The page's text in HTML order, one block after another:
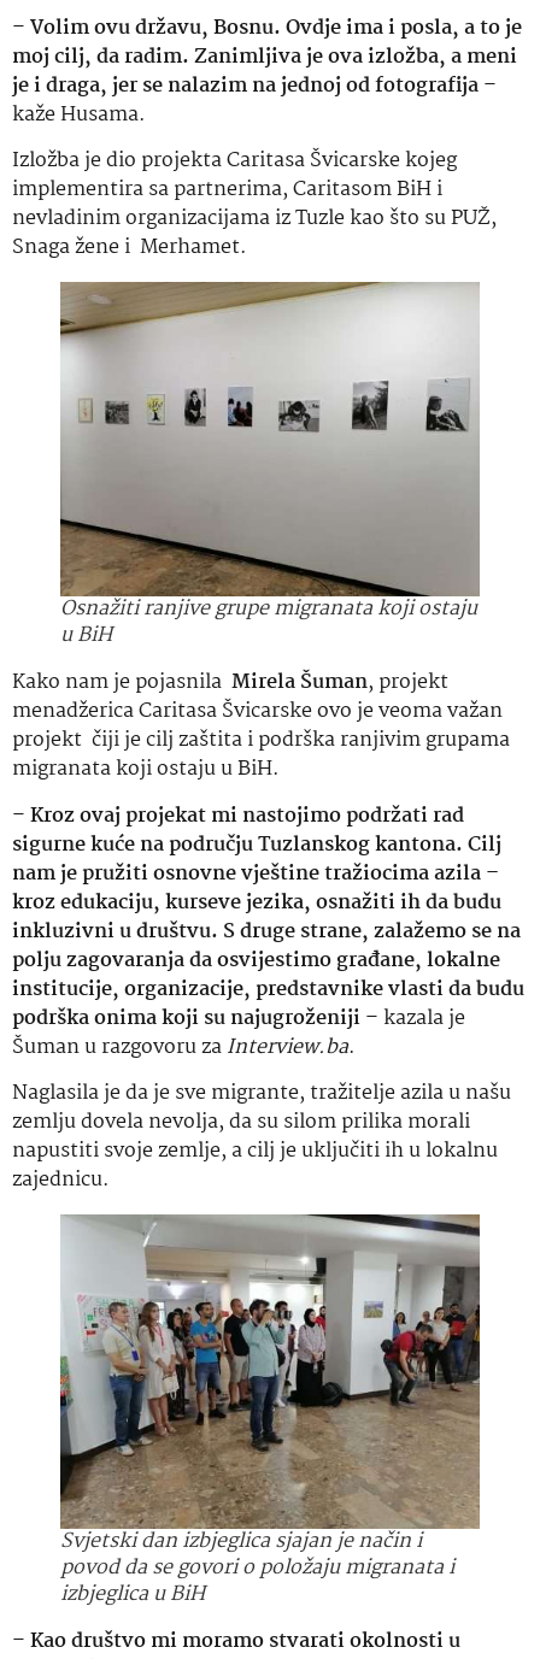
–Volim ovu državu, Bosnu. Ovdje ima i posla, a to je
moj cilj, da radim. Zanimljiva je ova izložba, a meni
je i draga, jer se nalazim na jednoj od fotografija–
kaže Husama.
Izložba je dio projekta Caritasa Švicarske kojeg
implementira sa partnerima, Caritasom BiH i
nevladinim organizacijama iz Tuzle kao što su PUŽ,
Snaga žene i Merhamet.
Osnažiti ranjive grupe migranata koji ostaju
u BiH
Kako nam je pojasnila Mirela Šuman, projekt
menadžerica Caritasa Švicarske ovo je veoma važan
projekt čiji je cilj zaštita i podrška ranjivim grupama
migranata koji ostaju u BiH.
–Kroz ovaj projekat mi nastojimo podržati rad
sigurne kuće na području Tuzlanskog kantona. Cilj
nam je pružiti osnovne vještine tražiocima azila –
kroz edukaciju, kurseve jezika, osnažiti ih da budu
inkluzivni u društvu. S druge strane, zalažemo se na
polju zagovaranja da osvijestimo građane, lokalne
institucije, organizacije, predstavnike vlasti da budu
podrška onima koji su najugroženiji– kazala je
Šuman u razgovoru zaInterview.ba.
Naglasila je da je sve migrante, tražitelje azila u našu
zemlju dovela nevolja, da su silom prilika morali
napustiti svoje zemlje, a cilj je uključiti ih u lokalnu
zajednicu.
Svjetski dan izbjeglica sjajan je način i
povod da se govori o položaju migranata i
izbjeglica u BiH
–Kao društvo mi moramo stvarati okolnosti u